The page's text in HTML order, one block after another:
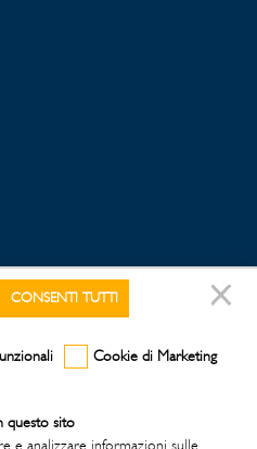
CONSENTI TUTTI
Cookie di Marketing
questo sito
e analizzare informazioni sulle